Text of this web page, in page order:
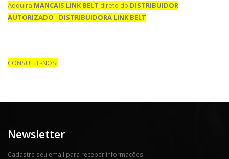
Adquira MANCAIS LINK BELT direto do DISTRIBUIDOR
AUTORIZADO - DISTRIBUIDORA LINK BELT
CONSULTE-NOS!
Newsletter
Cadastre seu email para receber informações.